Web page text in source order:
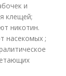
и
клещей;
никотин.
насекомых ;